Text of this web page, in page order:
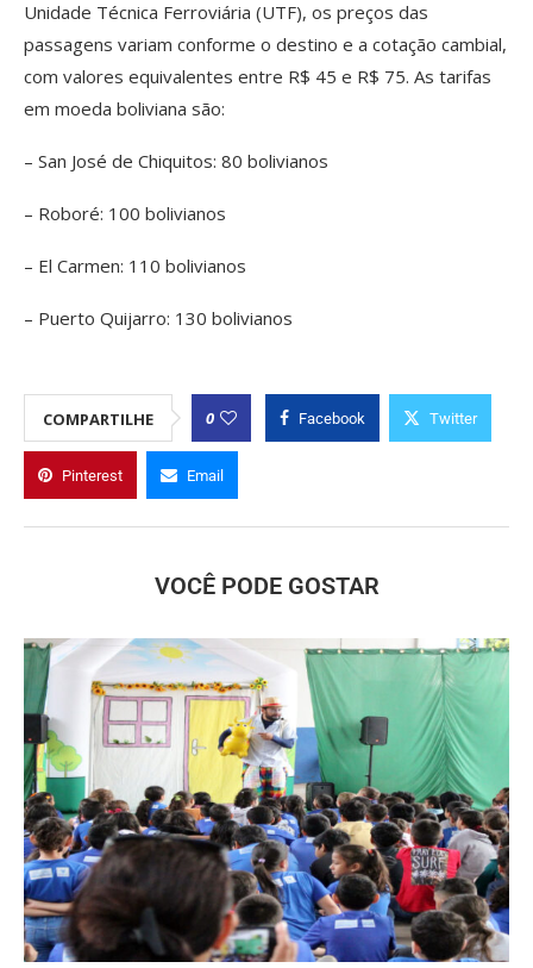
Unidade Técnica Ferroviária (UTF), os preços das
passagens variam conforme o destino e a cotação cambial,
com valores equivalentes entre R$ 45 e R$ 75. As tarifas
em moeda boliviana são:
– San José de Chiquitos: 80 bolivianos
– Roboré: 100 bolivianos
– El Carmen: 110 bolivianos
– Puerto Quijarro: 130 bolivianos
COMPARTILHE 0 Facebook Twitter
Pinterest Email
VOCÊ PODE GOSTAR